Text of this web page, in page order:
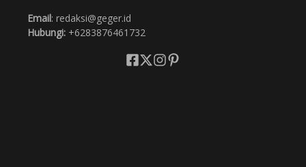
Email: redaksi@geger.id
Hubungi: +6283876461732